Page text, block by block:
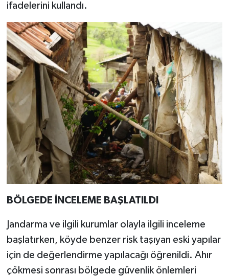
ifadelerini kullandı.
BÖLGEDE İNCELEME BAŞLATILDI
Jandarma ve ilgili kurumlar olayla ilgili inceleme
başlatırken, köyde benzer risk taşıyan eski yapılar
için de değerlendirme yapılacağı öğrenildi. Ahır
çökmesi sonrası bölgede güvenlik önlemleri